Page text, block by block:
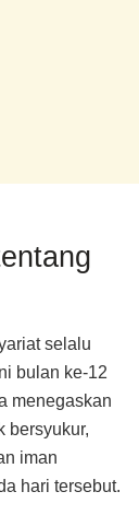
selalu
bulan ke-12
menegaskan
bersyukur,
iman
hari tersebut.